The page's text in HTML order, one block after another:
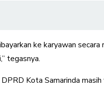
ke karyawan secara
tegasnya.
Kota Samarinda